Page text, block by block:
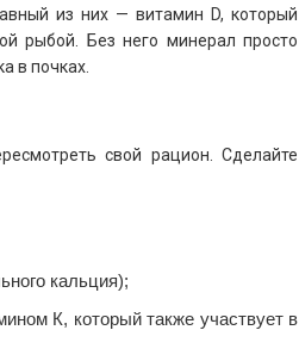
из них — витамин D, который
рыбой. Без него минерал просто
в почках.
свой рацион. Сделайте
кальция);
К, который также участвует в